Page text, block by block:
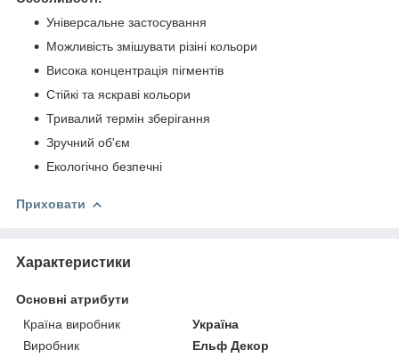
Універсальне застосування
Можливість змішувати різіні кольори
Висока концентрація пігментів
Стійкі та яскраві кольори
Тривалий термін зберігання
Зручний об'єм
Екологічно безпечні
Приховати
Характеристики
Основні атрибути
Країна виробник
Україна
Виробник
Ельф Декор